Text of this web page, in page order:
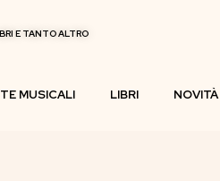
E TANTO ALTRO
MUSICALI LIBRI NOVITÀ